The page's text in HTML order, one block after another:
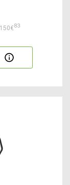
83